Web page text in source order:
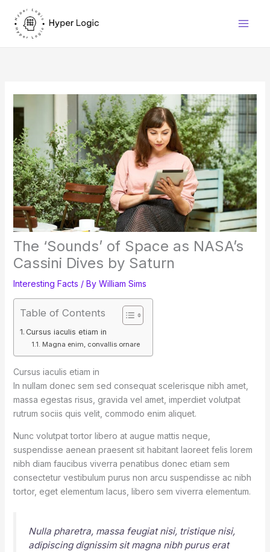
content
The ‘Sounds’ of Space as NASA’s
Cassini Dives by Saturn
Interesting Facts / By William Sims
Table of Contents
Cursus iaculis etiam in
Magna enim, convallis ornare
Cursus iaculis etiam in
In nullam donec sem sed consequat scelerisque nibh amet,
massa egestas risus, gravida vel amet, imperdiet volutpat
rutrum sociis quis velit, commodo enim aliquet.
Nunc volutpat tortor libero at augue mattis neque,
suspendisse aenean praesent sit habitant laoreet felis lorem
nibh diam faucibus viverra penatibus donec etiam sem
consectetur vestibulum purus non arcu suspendisse ac nibh
tortor, eget elementum lacus, libero sem viverra elementum.
Nulla pharetra, massa feugiat nisi, tristique nisi,
adipiscing dignissim sit magna nibh purus erat